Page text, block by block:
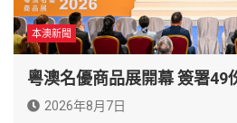
本澳新聞
粵澳名優商品展開幕 簽署49
2026年8月7日